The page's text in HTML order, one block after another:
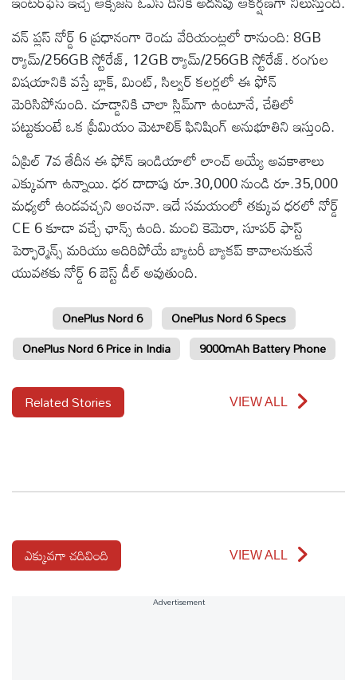
వన్ ప్లస్ నోర్డ్ 6 ప్రధానంగా రెండు వేరియంట్లలో రానుంది: 8GB
ర్యామ్/256GB స్టోరేజ్, 12GB ర్యామ్/256GB స్టోరేజ్. రంగుల
విషయానికి వస్తే బ్లాక్, మింట్, సిల్వర్ కలర్లలో ఈ ఫోన్
మెరిసిపోనుంది. చూడ్డానికి చాలా స్లిమ్‌గా ఉంటూనే, చేతిలో
పట్టుకుంటే ఒక ప్రీమియం మెటాలిక్ ఫినిషింగ్ అనుభూతిని ఇస్తుంది.
ఏప్రిల్ 7వ తేదీన ఈ ఫోన్ ఇండియాలో లాంచ్ అయ్యే అవకాశాలు
ఎక్కువగా ఉన్నాయి. ధర దాదాపు రూ.30,000 నుండి రూ.35,000
మధ్యలో ఉండవచ్చని అంచనా. ఇదే సమయంలో తక్కువ ధరలో నోర్డ్
CE 6 కూడా వచ్చే ఛాన్స్ ఉంది. మంచి కెమెరా, సూపర్ ఫాస్ట్
పెర్ఫార్మెన్స్ మరియు అదిరిపోయే బ్యాటరీ బ్యాకప్ కావాలనుకునే
యువతకు నోర్డ్ 6 బెస్ట్ డీల్ అవుతుంది.
OnePlus Nord 6
OnePlus Nord 6 Specs
OnePlus Nord 6 Price in India
9000mAh Battery Phone
Related Stories VIEW ALL
ఎక్కువగా చదివింది VIEW ALL
Advertisement